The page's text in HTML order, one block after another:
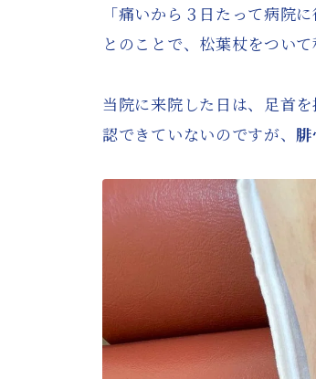
「痛いから３日たって病院
とのことで、松葉杖をつい
当院に来院した日は、足首
認できていないのですが、